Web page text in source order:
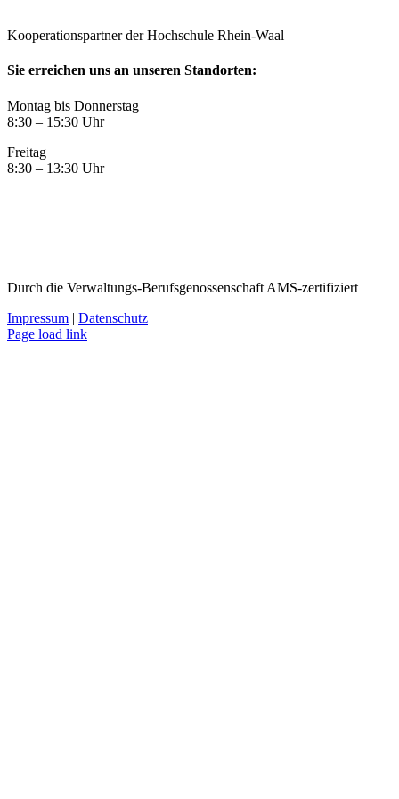
Kooperationspartner der Hochschule Rhein-Waal
Sie erreichen uns an unseren Standorten:
Montag bis Donnerstag
8:30 – 15:30 Uhr
Freitag
8:30 – 13:30 Uhr
Durch die Verwaltungs-Berufsgenossenschaft AMS-zertifiziert
Impressum | Datenschutz
Xing
LinkedIn
Page load link